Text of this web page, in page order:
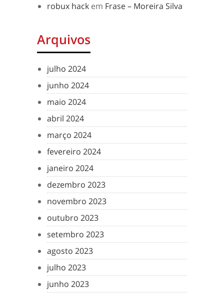
robux hack em Frase – Moreira Silva
Arquivos
julho 2024
junho 2024
maio 2024
abril 2024
março 2024
fevereiro 2024
janeiro 2024
dezembro 2023
novembro 2023
outubro 2023
setembro 2023
agosto 2023
julho 2023
junho 2023